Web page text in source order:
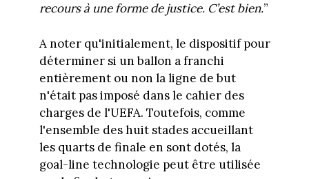
recours à une forme de justice. C’est bien.”
A noter qu'initialement, le dispositif pour
déterminer si un ballon a franchi
entièrement ou non la ligne de but
n'était pas imposé dans le cahier des
charges de l'UEFA. Toutefois, comme
l'ensemble des huit stades accueillant
les quarts de finale en sont dotés, la
goal-line technologie peut être utilisée